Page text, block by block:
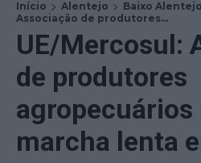
Início Alentejo Baixo Alentejo
Associação de produtores...
UE/Mercosul:
de produtores
agropecuários
marcha lenta